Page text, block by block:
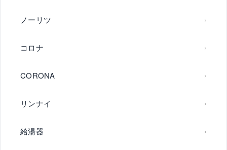
ノーリツ
コロナ
CORONA
リンナイ
給湯器